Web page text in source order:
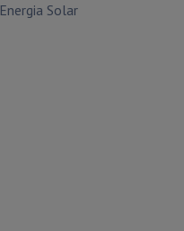
Energia Solar